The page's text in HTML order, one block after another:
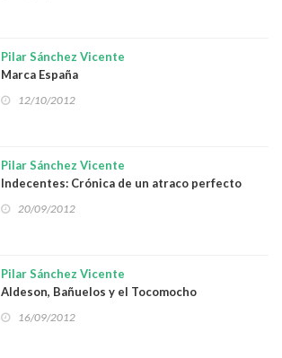
Pilar Sánchez Vicente
Marca España
12/10/2012
Pilar Sánchez Vicente
Indecentes: Crónica de un atraco perfecto
20/09/2012
Pilar Sánchez Vicente
Aldeson, Bañuelos y el Tocomocho
16/09/2012